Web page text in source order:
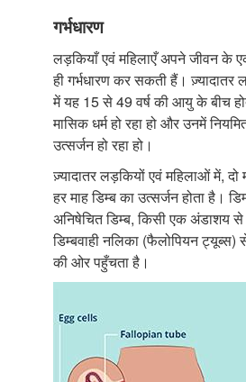
गर्भधारण
लड़कियाँ एवं महिलाएँ अपने जीवन के
ही गर्भधारण कर सकती हैं। ज़्यादातर
में यह 15 से 49 वर्ष की आयु के बीच
मासिक धर्म हो रहा हो और उनमें
उत्सर्जन हो रहा हो।
ज़्यादातर लड़कियों एवं महिलाओं में, दो
हर माह डिम्ब का उत्सर्जन होता है।
अनिषेचित डिम्ब, किसी एक अंडाशय
डिम्बवाही नलिका (फैलोपियन ट्यूब्स)
की ओर पहुँचता है।